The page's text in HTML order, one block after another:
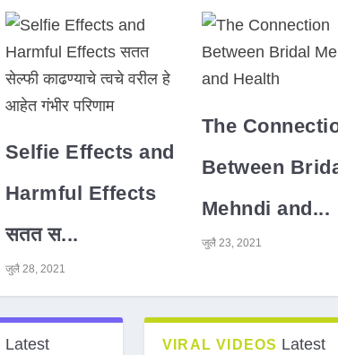
Selfie Effects and
Harmful Effects
सतत स...
जुलै 28, 2021
The
Between
Mehndi and...
जुलै 23, 2021
Latest VIRAL VIDEOS Latest